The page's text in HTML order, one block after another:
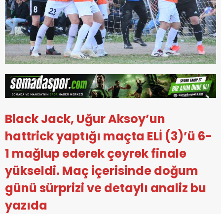
Black Jack, Uğur Aksoy’un
hattrick yaptığı maçta ELİ (3)’ü 6-
1 mağlup ederek çeyrek finale
yükseldi. Maç içerisinde doğum
günü sürprizi ve detaylı analiz bu
yazıda